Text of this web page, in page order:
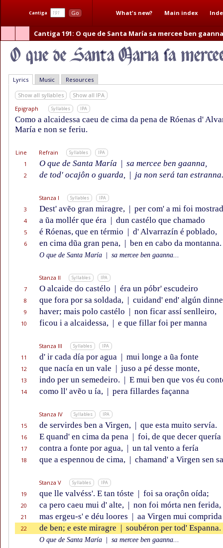
Cantiga Go What's new? Main index
Cantiga 191: O que de Santa María sa mercee ben gaanna
Lyrics Music Resources
Show all syllables
Show all IPA
Epigraph
Syllables IPA
Como a alcaidessa caeu de cima da pena de Róenas d'
María e non se feriu.
Line Refrain Syllables IPA
1 O que de Santa María | sa mercee ben gaanna,
2 de tod' ocajôn o guarda, | ja non será tan estranna.
Stanza I Syllables IPA
3 Dest' avẽo gran miragre, | per com' a mi foi
4 a ũa mollér que éra | dun castélo que chamado
5 é Róenas, que en térmio | d' Alvarrazín é poblado,
6 en cima dũa gran pena, | ben en cabo da montanna.
O que de Santa María sa mercee ben gaanna...
Stanza II Syllables IPA
7 O alcaide do castélo | éra un póbr' escudeiro
8 que fora por sa soldada, | cuidand' end' algún
9 haver; mais polo castélo | non ficar assí senlleiro,
10 ficou i a alcaidessa, | e que fillar foi per manna
Stanza III Syllables IPA
11 d' ir cada día por agua | mui longe a ũa fonte
12 que nacía en un vale | juso a pé desse monte,
13 indo per un semedeiro. | E mui ben que vos éu
14 como ll' avẽo u ía, | pera fillardes façanna
Stanza IV Syllables IPA
15 de servirdes ben a Virgen, | que esta muito servía.
16 E quand' en cima da pena | foi, de que decer quería
17 contra a fonte por agua, | un tal vento a fería
18 que a espennou de cima, | chamand' a Virgen sen
Stanza V Syllables IPA
19 que lle valvéss'. E tan tóste | foi sa oraçôn oída;
20 ca pero caeu mui d' alte, | non foi mórta nen ferida,
21 mas ergeu-s' e déu loores | aa Virgen mui comprida
22 de ben; e este miragre | soubéron per tod' Espanna.
O que de Santa María sa mercee ben gaanna...